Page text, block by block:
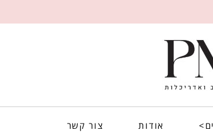
אודות צור קשר